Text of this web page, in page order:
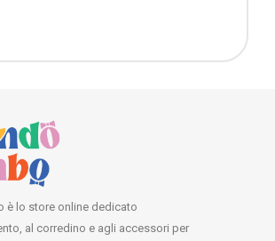
è lo store online dedicato
al corredino e agli accessori per